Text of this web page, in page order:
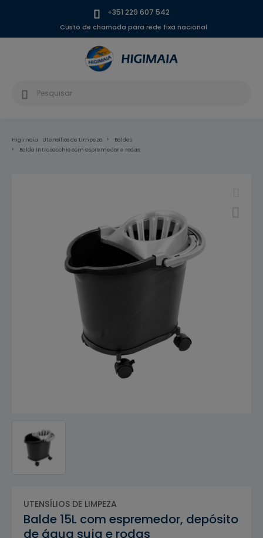
+351 229 607 542
Custo de chamada para rede fixa nacional
Higimaia Utensílios de Limpeza
Baldes
Balde Intrasecchio com espremedor e rodas
UTENSÍLIOS DE LIMPEZA
Balde 15L com espremedor, depósito
de água suja e rodas